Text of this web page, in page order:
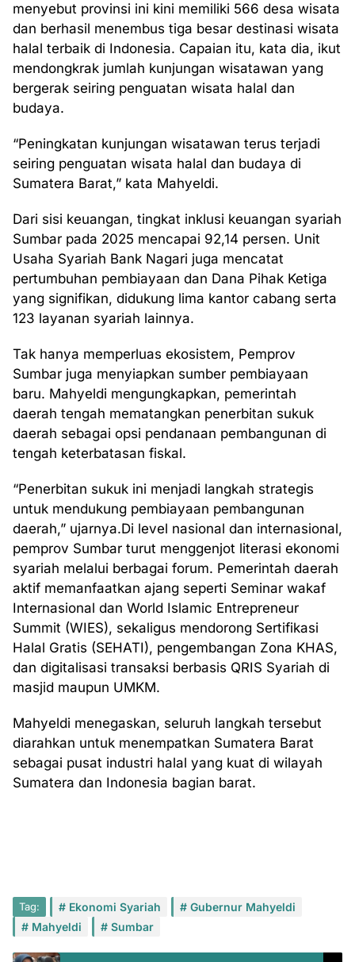
menyebut provinsi ini kini memiliki 566 desa wisata
dan berhasil menembus tiga besar destinasi wisata
halal terbaik di Indonesia. Capaian itu, kata dia, ikut
mendongkrak jumlah kunjungan wisatawan yang
bergerak seiring penguatan wisata halal dan
budaya.
“Peningkatan kunjungan wisatawan terus terjadi
seiring penguatan wisata halal dan budaya di
Sumatera Barat,” kata Mahyeldi.
Dari sisi keuangan, tingkat inklusi keuangan syariah
Sumbar pada 2025 mencapai 92,14 persen. Unit
Usaha Syariah Bank Nagari juga mencatat
pertumbuhan pembiayaan dan Dana Pihak Ketiga
yang signifikan, didukung lima kantor cabang serta
123 layanan syariah lainnya.
Tak hanya memperluas ekosistem, Pemprov
Sumbar juga menyiapkan sumber pembiayaan
baru. Mahyeldi mengungkapkan, pemerintah
daerah tengah mematangkan penerbitan sukuk
daerah sebagai opsi pendanaan pembangunan di
tengah keterbatasan fiskal.
“Penerbitan sukuk ini menjadi langkah strategis
untuk mendukung pembiayaan pembangunan
daerah,” ujarnya.Di level nasional dan internasional,
pemprov Sumbar turut menggenjot literasi ekonomi
syariah melalui berbagai forum. Pemerintah daerah
aktif memanfaatkan ajang seperti Seminar wakaf
Internasional dan World Islamic Entrepreneur
Summit (WIES), sekaligus mendorong Sertifikasi
Halal Gratis (SEHATI), pengembangan Zona KHAS,
dan digitalisasi transaksi berbasis QRIS Syariah di
masjid maupun UMKM.
Mahyeldi menegaskan, seluruh langkah tersebut
diarahkan untuk menempatkan Sumatera Barat
sebagai pusat industri halal yang kuat di wilayah
Sumatera dan Indonesia bagian barat.
Tag: Ekonomi Syariah
Gubernur Mahyeldi
Mahyeldi
Sumbar